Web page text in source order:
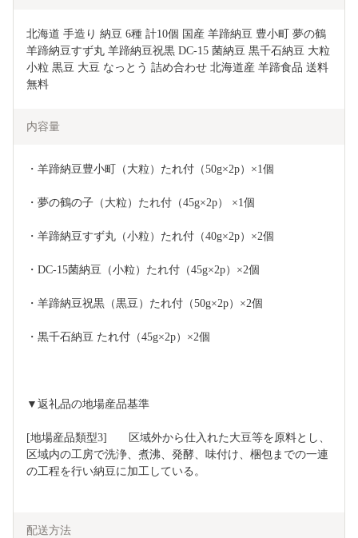
北海道 手造り 納豆 6種 計10個 国産 羊蹄納豆 豊小町 夢の鶴
羊蹄納豆すず丸 羊蹄納豆祝黒 DC-15 菌納豆 黒千石納豆 大粒
小粒 黒豆 大豆 なっとう 詰め合わせ 北海道産 羊蹄食品 送料
無料
内容量
・羊蹄納豆豊小町（大粒）たれ付（50g×2p）×1個
・夢の鶴の子（大粒）たれ付（45g×2p） ×1個
・羊蹄納豆すず丸（小粒）たれ付（40g×2p）×2個
・DC-15菌納豆（小粒）たれ付（45g×2p）×2個
・羊蹄納豆祝黒（黒豆）たれ付（50g×2p）×2個
・黒千石納豆 たれ付（45g×2p）×2個
▼返礼品の地場産品基準
[地場産品類型3]	区域外から仕入れた大豆等を原料とし、
区域内の工房で洗浄、煮沸、発酵、味付け、梱包までの一連
の工程を行い納豆に加工している。
配送方法